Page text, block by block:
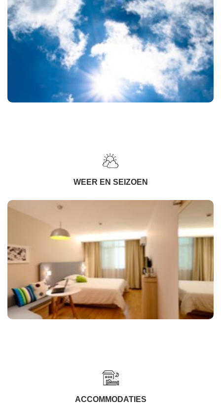
WEER EN SEIZOEN
ACCOMMODATIES